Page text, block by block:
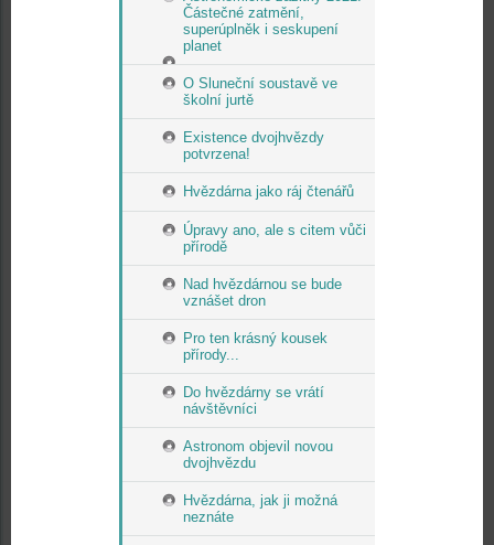
Částečné zatmění,
superúplněk i seskupení
planet
O Sluneční soustavě ve
školní jurtě
Existence dvojhvězdy
potvrzena!
Hvězdárna jako ráj čtenářů
Úpravy ano, ale s citem vůči
přírodě
Nad hvězdárnou se bude
vznášet dron
Pro ten krásný kousek
přírody...
Do hvězdárny se vrátí
návštěvníci
Astronom objevil novou
dvojhvězdu
Hvězdárna, jak ji možná
neznáte